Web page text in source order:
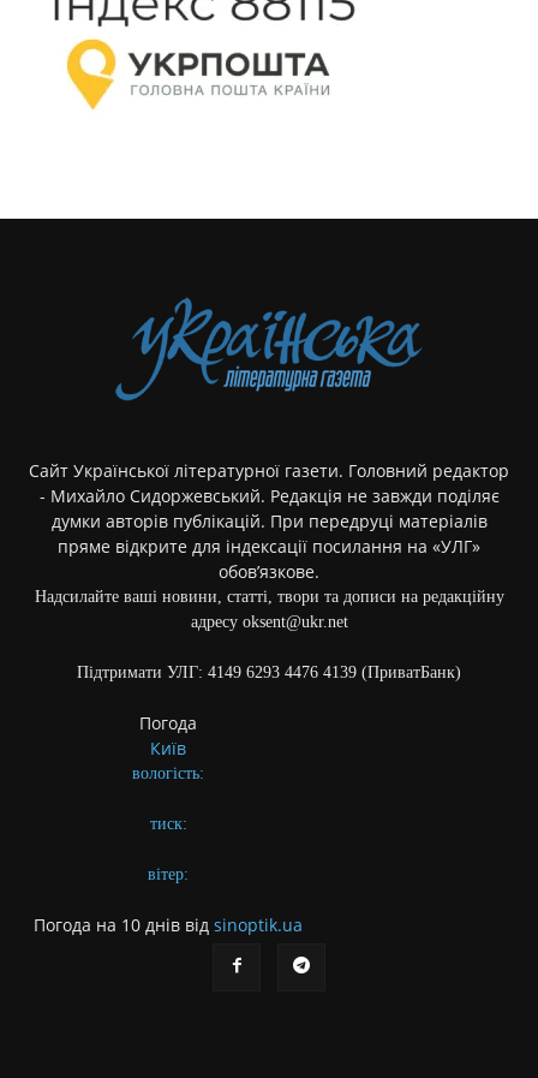
Сайт Української літературної газети. Головний редактор
- Михайло Сидоржевський. Редакція не завжди поділяє
думки авторів публікацій. При передруці матеріалів
пряме відкрите для індексації посилання на «УЛГ»
обов’язкове.
Надсилайте ваші новини, статті, твори та дописи на редакційну
адресу oksent@ukr.net
Підтримати УЛГ: 4149 6293 4476 4139 (ПриватБанк)
Погода
Київ
вологість:
тиск:
вітер:
Погода на 10 днів від sinoptik.ua